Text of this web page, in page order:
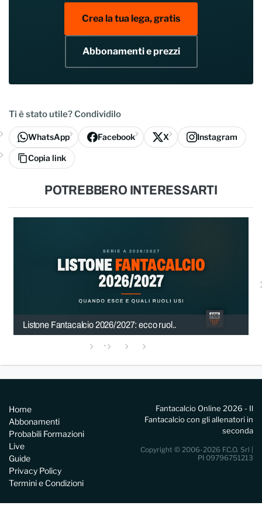
Crea la tua lega, gratis
Abbonamenti e prezzi
Ti è stato utile? Condividilo
WhatsApp Facebook X Instagram
Copia link
POTREBBERO INTERESSARTI
Listone Fantacalcio 2026/2027: ecco ruol..
Home
Abbonamenti
Probabili Formazioni
Live
Guide
Privacy Policy
Termini e Condizioni
Fantacalcio Online 2026 - Il
Fantacalcio con gli allenatori in
seconda
Copyright © 2006-2026 F.C.O. Srl |
PI 09796751213